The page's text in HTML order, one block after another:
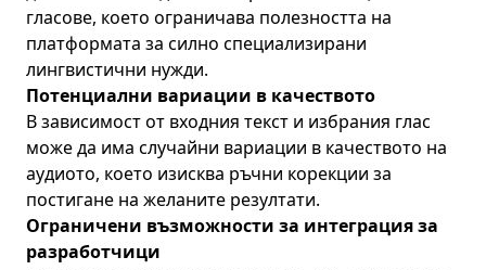
гласове, което ограничава полезността на
платформата за силно специализирани
лингвистични нужди.
Потенциални вариации в качеството
В зависимост от входния текст и избрания глас
може да има случайни вариации в качеството на
аудиото, което изисква ръчни корекции за
постигане на желаните резултати.
Ограничени възможности за интеграция за
разработчици